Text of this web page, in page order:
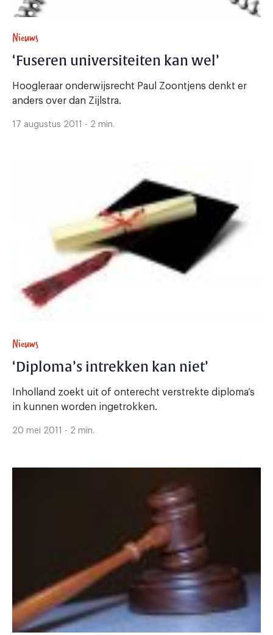
Nieuws
‘Fuseren universiteiten kan wel’
Hoogleraar onderwijsrecht Paul Zoontjens denkt er
anders over dan Zijlstra.
17 augustus 2011 - 2 min.
Nieuws
‘Diploma’s intrekken kan niet’
Inholland zoekt uit of onterecht verstrekte diploma’s
in kunnen worden ingetrokken.
20 mei 2011 - 2 min.